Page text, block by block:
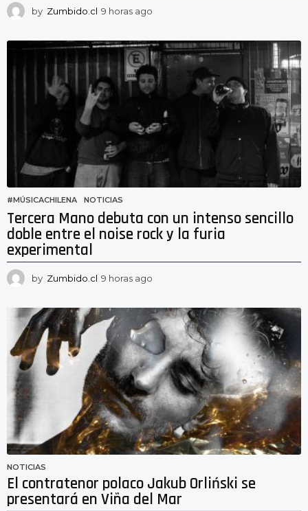
by Zumbido.cl 9 horas ago
r
a
s
a
#MÚSICACHILENA ,NOTICIAS
Tercera Mano debuta con un intenso sencillo
doble entre el noise rock y la furia
experimental
by Zumbido.cl 9 horas ago
r
a
g
o
NOTICIAS
El contratenor polaco Jakub Orliński se
presentará en Viña del Mar